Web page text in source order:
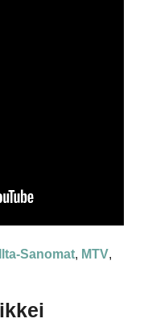
Ilta-Sanomat, MTV,